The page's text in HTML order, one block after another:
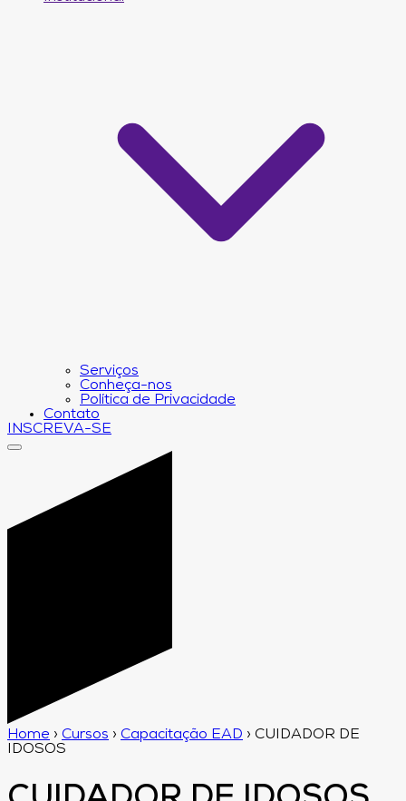
Serviços
Conheça-nos
Política de Privacidade
Contato
INSCREVA-SE
Home › Cursos › Capacitação EAD › CUIDADOR DE
IDOSOS